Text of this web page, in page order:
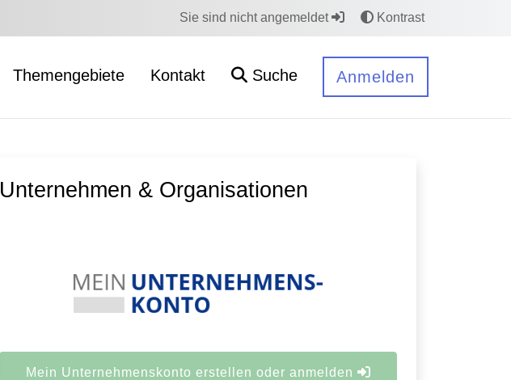
Sie sind nicht angemeldet Kontrast
Themengebiete Kontakt Suche Anmelden
Unternehmen & Organisationen
Mein Unternehmenskonto erstellen oder anmelden